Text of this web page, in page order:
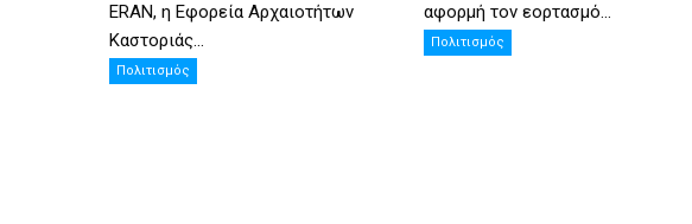
ERAN, η Εφορεία Αρχαιοτήτων
Καστοριάς...
Πολιτισμός
αφορμή τον εορτασμό...
Πολιτισμός